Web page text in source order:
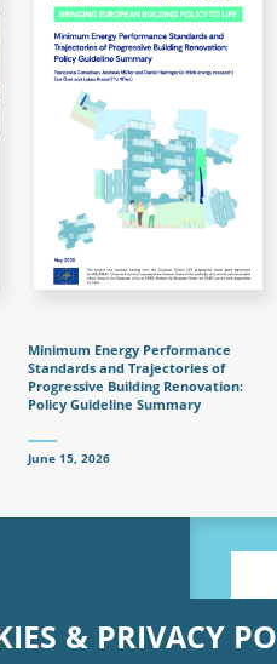
& PRIVACY
Minimum Energy Performance
Standards and Trajectories of
Progressive Building Renovation:
Policy Guideline Summary
June 15, 2026